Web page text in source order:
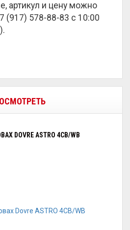
артикул и цену можно
(917) 578-88-83 с 10:00
DOVRE ASTRO 4CB/WB